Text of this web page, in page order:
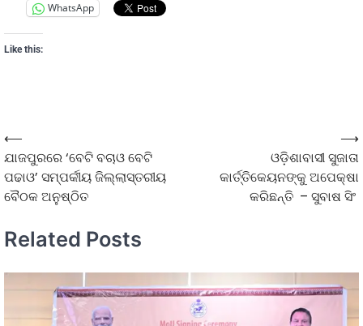
WhatsApp
Like this:
⟵
ଯାଜପୁରରେ ‘ବେଟି ବଚାଓ ବେଟି
ପଢାଓ’ ସମ୍ପର୍କୀୟ ଜିଲ୍ଲାସ୍ତରୀୟ
ବୈଠକ ଅନୁଷ୍ଠିତ
ଓଡ଼ିଶାବାସୀ ସୁଜାତା
କାର୍ତ୍ତିକେୟନଙ୍କୁ ଅପେକ୍ଷା
କରିଛନ୍ତି – ସୁବାଷ ସିଂ
⟶
Related Posts